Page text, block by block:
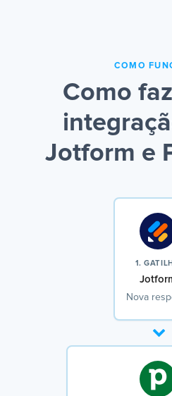
COMO
Como
Jotform e
1.
Nova